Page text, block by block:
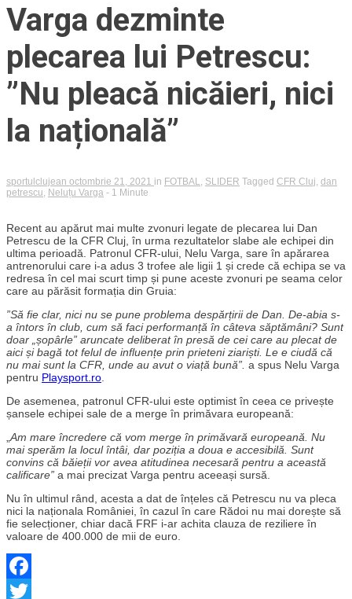
Varga dezminte
plecarea lui Petrescu:
”Nu pleacă nicăieri, nici
la națională”
sportulclujean octombrie 21, 2021 in FOTBAL SLIDER Tagged CFR Cluj dan
petrescu Neluțu Varga - 1 Minute
Recent au apărut mai multe zvonuri legate de plecarea lui Dan
Petrescu de la CFR Cluj, în urma rezultatelor slabe ale echipei din
ultima perioadă. Patronul CFR-ului, Nelu Varga, sare în apărarea
antrenorului care i-a adus 3 trofee ale ligii 1 și crede că echipa se va
redresa în cel mai scurt timp și pune aceste zvonuri pe seama celor
care au părăsit formația din Gruia:
”Să fie clar, nici nu se pune problema despărțirii de Dan. De-abia s-
a întors în club, cum să faci performanță în câteva săptămâni? Sunt
doar „șopârle” aruncate deliberat în presă de cei care au plecat de
aici și bagă tot felul de influențe prin prieteni ziariști. Le e ciudă că
nu mai sunt la CFR, unde au avut o viață bună”. a spus Nelu Varga
pentru Playsport.ro
De asemenea, patronul CFR-ului este optimist în ceea ce privește
șansele echipei sale de a merge în primăvara europeană:
Am mare încredere că vom merge în primăvară europeană. Nu
mai sperăm la locul întâi, dar poziția a doua e accesibilă. Sunt
convins că băieții vor avea atitudinea necesară pentru a această
calificare” a mai precizat Varga pentru aceeași sursă.
Nu în ultimul rând, acesta a dat de înțeles că Petrescu nu va pleca
nici la naționala României, în cazul în care Rădoi nu mai dorește să
fie selecționer, chiar dacă FRF i-ar achita clauza de reziliere în
valoare de 400.000 de mii de euro.
Facebook